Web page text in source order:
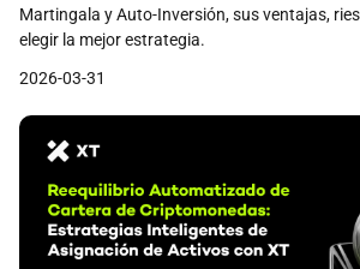
Martingala y Auto-Inversión, sus ventajas,
elegir la mejor estrategia.
2026-03-31